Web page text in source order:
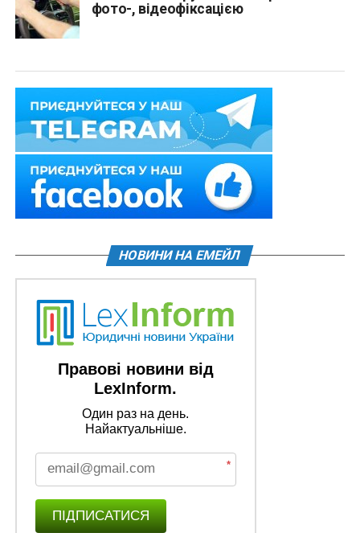
фото-, відеофіксацією
НОВИНИ НА ЕМЕЙЛ
Правові новини від
LexInform.
Один раз на день.
Найактуальніше.
*
ПІДПИСАТИСЯ